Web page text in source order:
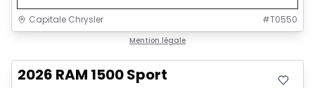
Capitale Chrysler #T0550
Mention légale
2026 RAM 1500 Sport